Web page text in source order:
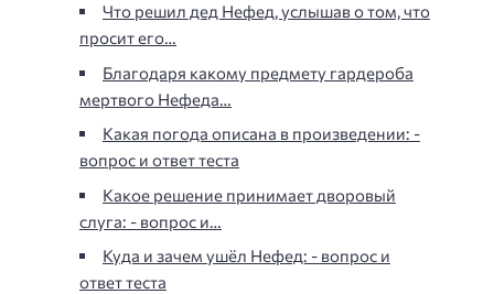
Что решил дед Нефед, услышав о том, что
просит его…
Благодаря какому предмету гардероба
мертвого Нефеда…
Какая погода описана в произведении: -
вопрос и ответ теста
Какое решение принимает дворовый
слуга: - вопрос и…
Куда и зачем ушёл Нефед: - вопрос и
ответ теста